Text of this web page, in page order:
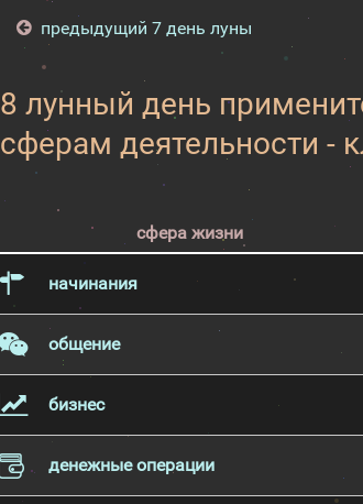
предыдущий 7 день луны
8 лунный день
сферам деятельности -
сфера жизни
начинания
общение
бизнес
денежные операции